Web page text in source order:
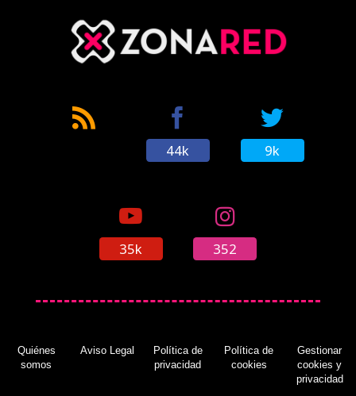
44k 9k
35k 352
Quiénes
somos
Aviso Legal
Política de
privacidad
Política de
cookies
Gestionar
cookies y
privacidad